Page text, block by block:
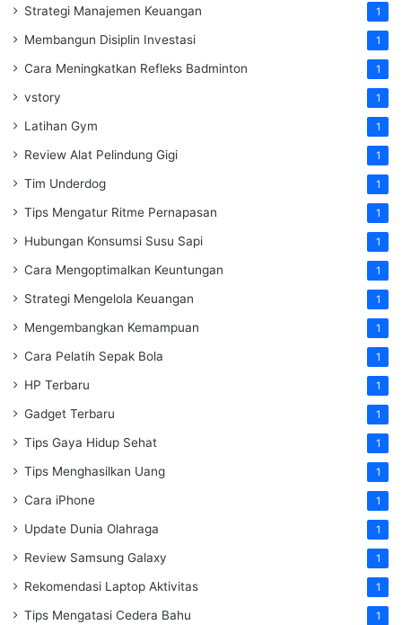
Strategi Manajemen Keuangan 1
Membangun Disiplin Investasi 1
Cara Meningkatkan Refleks Badminton 1
vstory 1
Latihan Gym 1
Review Alat Pelindung Gigi 1
Tim Underdog 1
Tips Mengatur Ritme Pernapasan 1
Hubungan Konsumsi Susu Sapi 1
Cara Mengoptimalkan Keuntungan 1
Strategi Mengelola Keuangan 1
Mengembangkan Kemampuan 1
Cara Pelatih Sepak Bola 1
HP Terbaru 1
Gadget Terbaru 1
Tips Gaya Hidup Sehat 1
Tips Menghasilkan Uang 1
Cara iPhone 1
Update Dunia Olahraga 1
Review Samsung Galaxy 1
Rekomendasi Laptop Aktivitas 1
Tips Mengatasi Cedera Bahu 1